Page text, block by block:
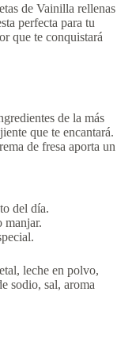
de Vainilla rellenas
perfecta para tu
que te conquistará
de la más
que te encantará.
de fresa aporta un
del día.
manjar.
leche en polvo,
sodio, sal, aroma